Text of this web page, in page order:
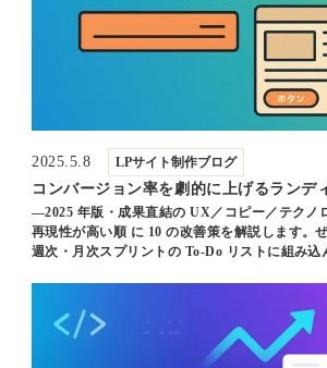
2025.5.8 LPサイト制作ブログ
コンバージョン率を劇的に上げるラン
—2025 年版・成果直結の UX／コピー／テクノ
再現性が高い順 に 10 の改善策を解説します。
週次・月次スプリントの To‑Do リストに組み